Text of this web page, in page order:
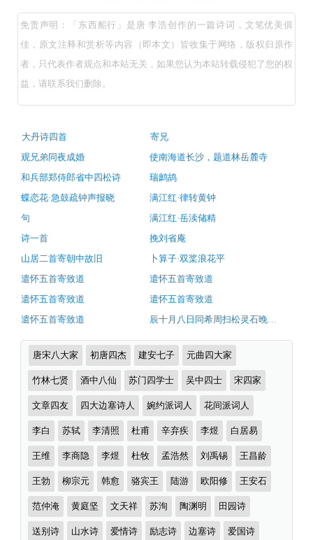
文
注
释
译
文
著
赏
析
西
船
行
（唐
李
原
文
析
（完）-
古
诗
免责声明：「东西船行」是唐 李浩创作的一篇诗词，文笔优美俱
佳，原文注释和赏析等内容（即本文）皆收集于网络，版权归原作
者，只代表作者观点和本站无关，如果您认为本站转载侵犯了您的权
益，请联系我们删除。
古
词
推
荐
大丹诗四首
寄兄
观兄弟同夜成婚
使南海道长沙，题道林岳麓寺
和兵部郑侍郎省中四松诗
瑞鹧鸪
蝶恋花·急鼓疏钟声报晓
满江红·律转黄钟
句
满江红·岳渎储精
诗一首
挽刘省庵
山居二首寄朝中故旧
卜算子·双桨浪花平
遣怀五首寄致道
遣怀五首寄致道
遣怀五首寄致道
遣怀五首寄致道
遣怀五首寄致道
辰十月八日同希周扫松灵石晚步松下怆然有怀
诗
词
分
类
唐宋八大家 初唐四杰 建安七子 元曲四大家
竹林七贤 酒中八仙 苏门四学士 吴中四士 宋四家
文章四友 四大边塞诗人 婉约派词人 花间派词人
李白 苏轼 李清照 杜甫 辛弃疾 李煜 白居易
王维 李商隐 李煜 杜牧 孟浩然 刘禹锡 王昌龄
王勃 柳宗元 韩愈 骆宾王 陆游 欧阳修 王安石
范仲淹 黄庭坚 文天祥 苏洵 陶渊明 田园诗
送别诗 山水诗 爱情诗 励志诗 边塞诗 爱国诗